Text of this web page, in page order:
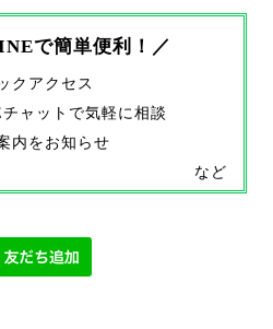
で簡単便利！／
クアクセス
ャットで気軽に相談
内をお知らせ
など